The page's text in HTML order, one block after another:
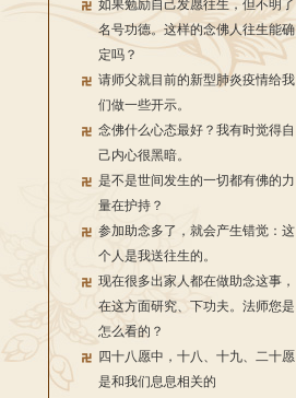
如果勉励自己发愿往生，但不明了
名号功德。这样的念佛人往生能确
定吗？
请师父就目前的新型肺炎疫情给我
们做一些开示。
念佛什么心态最好？我有时觉得自
己内心很黑暗。
是不是世间发生的一切都有佛的力
量在护持？
参加助念多了，就会产生错觉：这
个人是我送往生的。
现在很多出家人都在做助念这事，
在这方面研究、下功夫。法师您是
怎么看的？
四十八愿中，十八、十九、二十愿
是和我们息息相关的